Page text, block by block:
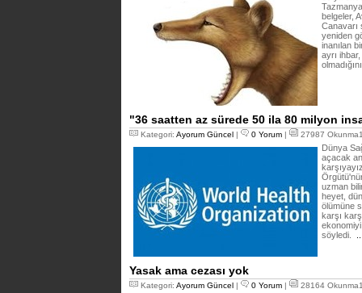
belgeler,
Canavarı
yeniden
inanılan
ayrı
"36 saatten az sürede 50 ila 80 milyon
Kategori: Ayorum Güncel | 0 Yorum | 27987
Dünya
açacak
uzman
heyet,
ölümüne
karşı
söyledi.
Yasak ama cezası yok
Kategori: Ayorum Güncel | 0 Yorum | 28164